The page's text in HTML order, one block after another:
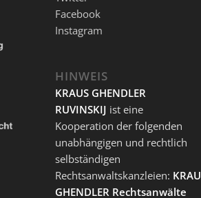
Facebook
Instagram
HINWEIS
KRAUS GHENDLER
RUVINSKIJ ist eine
Kooperation der folgenden
unabhängigen und rechtlich
selbständigen
Rechtsanwaltskanzleien: KRAUS
GHENDLER Rechtsanwälte